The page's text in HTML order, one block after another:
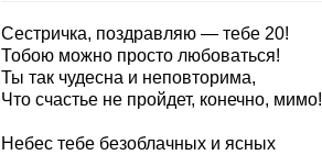
Сестричка, поздравляю — тебе 20!
Тобою можно просто любоваться!
Ты так чудесна и неповторима,
Что счастье не пройдет, конечно, мимо!
Небес тебе безоблачных и ясных